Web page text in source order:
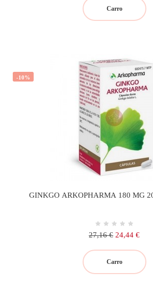
Carro
-10%
GINKGO ARKOPHARMA 180 MG
Precio
27,16 € Precio
24,44 €
Carro